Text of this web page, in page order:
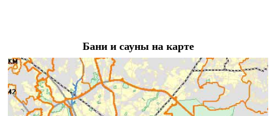
Бани и сауны на карте